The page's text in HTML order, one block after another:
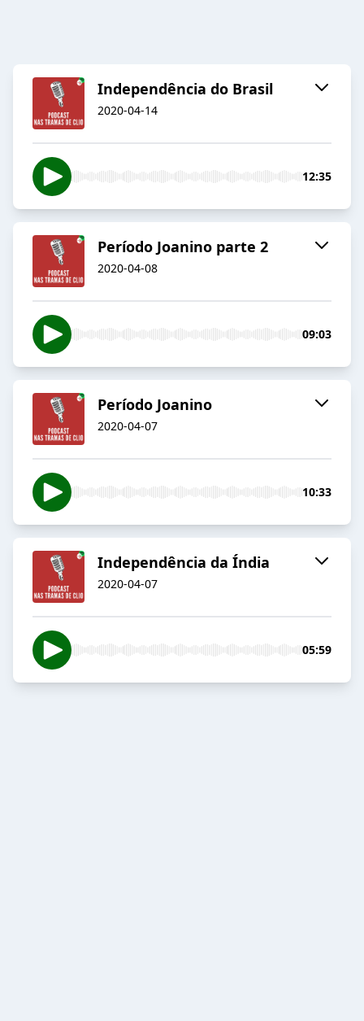
Independência do Brasil
2020-04-14
12:35
Período Joanino parte 2
2020-04-08
09:03
Período Joanino
2020-04-07
10:33
Independência da Índia
2020-04-07
05:59